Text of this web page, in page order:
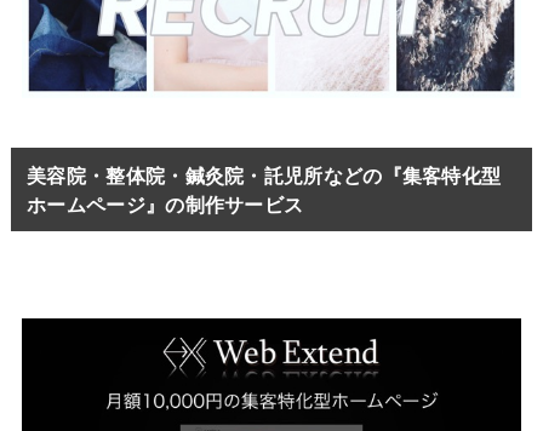
美容院・整体院・鍼灸院・託児所などの『集客特化型
ホームページ』の制作サービス